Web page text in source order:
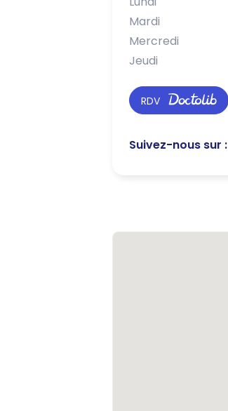
Mardi
Mercredi
Jeudi
RDV
Suivez-nous sur :